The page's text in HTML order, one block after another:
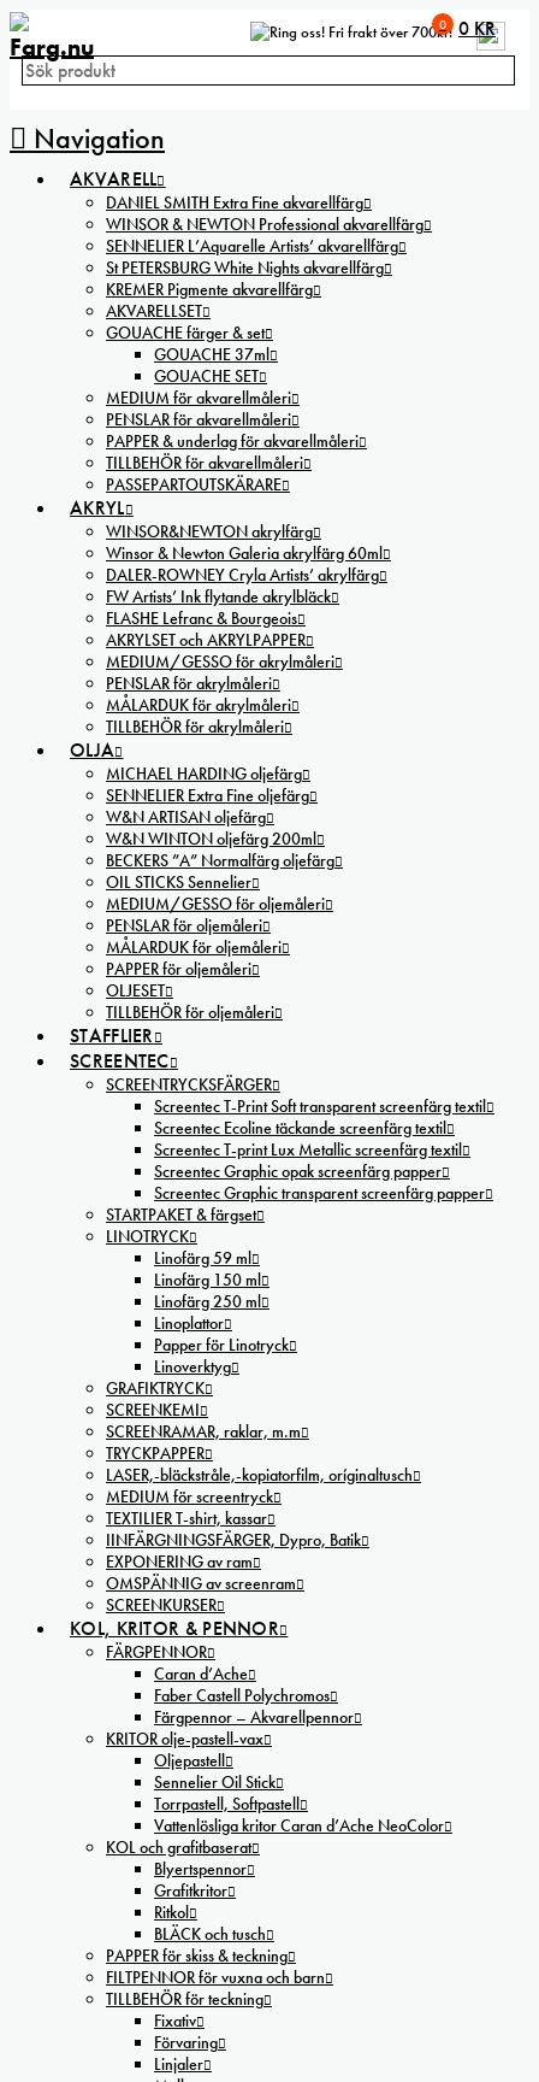
Fri frakt över 700kr!
Navigation
0 0 KR
AKVARELL
DANIEL SMITH Extra Fine akvarellfärg
WINSOR & NEWTON Professional akvarellfärg
SENNELIER L’Aquarelle Artists’ akvarellfärg
St PETERSBURG White Nights akvarellfärg
KREMER Pigmente akvarellfärg
AKVARELLSET
GOUACHE färger & set
GOUACHE 37ml
GOUACHE SET
MEDIUM för akvarellmåleri
PENSLAR för akvarellmåleri
PAPPER & underlag för akvarellmåleri
TILLBEHÖR för akvarellmåleri
PASSEPARTOUTSKÄRARE
AKRYL
WINSOR&NEWTON akrylfärg
Winsor & Newton Galeria akrylfärg 60ml
DALER-ROWNEY Cryla Artists’ akrylfärg
FW Artists’ Ink flytande akrylbläck
FLASHE Lefranc & Bourgeois
AKRYLSET och AKRYLPAPPER
MEDIUM/GESSO för akrylmåleri
PENSLAR för akrylmåleri
MÅLARDUK för akrylmåleri
TILLBEHÖR för akrylmåleri
OLJA
MICHAEL HARDING oljefärg
SENNELIER Extra Fine oljefärg
W&N ARTISAN oljefärg
W&N WINTON oljefärg 200ml
BECKERS ”A” Normalfärg oljefärg
OIL STICKS Sennelier
MEDIUM/GESSO för oljemåleri
PENSLAR för oljemåleri
MÅLARDUK för oljemåleri
PAPPER för oljemåleri
OLJESET
TILLBEHÖR för oljemåleri
STAFFLIER
SCREENTEC
SCREENTRYCKSFÄRGER
Screentec T-Print Soft transparent screenfärg textil
Screentec Ecoline täckande screenfärg textil
Screentec T-print Lux Metallic screenfärg textil
Screentec Graphic opak screenfärg papper
Screentec Graphic transparent screenfärg papper
STARTPAKET & färgset
LINOTRYCK
Linofärg 59 ml
Linofärg 150 ml
Linofärg 250 ml
Linoplattor
Papper för Linotryck
Linoverktyg
GRAFIKTRYCK
SCREENKEMI
SCREENRAMAR, raklar, m.m
TRYCKPAPPER
LASER,-bläckstråle,-kopiatorfilm, oríginaltusch
MEDIUM för screentryck
TEXTILIER T-shirt, kassar
IINFÄRGNINGSFÄRGER, Dypro, Batik
EXPONERING av ram
OMSPÄNNIG av screenram
SCREENKURSER
KOL, KRITOR & PENNOR
FÄRGPENNOR
Caran d’Ache
Faber Castell Polychromos
Färgpennor – Akvarellpennor
KRITOR olje-pastell-vax
Oljepastell
Sennelier Oil Stick
Torrpastell, Softpastell
Vattenlösliga kritor Caran d’Ache NeoColor
KOL och grafitbaserat
Blyertspennor
Grafitkritor
Ritkol
BLÄCK och tusch
PAPPER för skiss & teckning
FILTPENNOR för vuxna och barn
TILLBEHÖR för teckning
Fixativ
Förvaring
Linjaler